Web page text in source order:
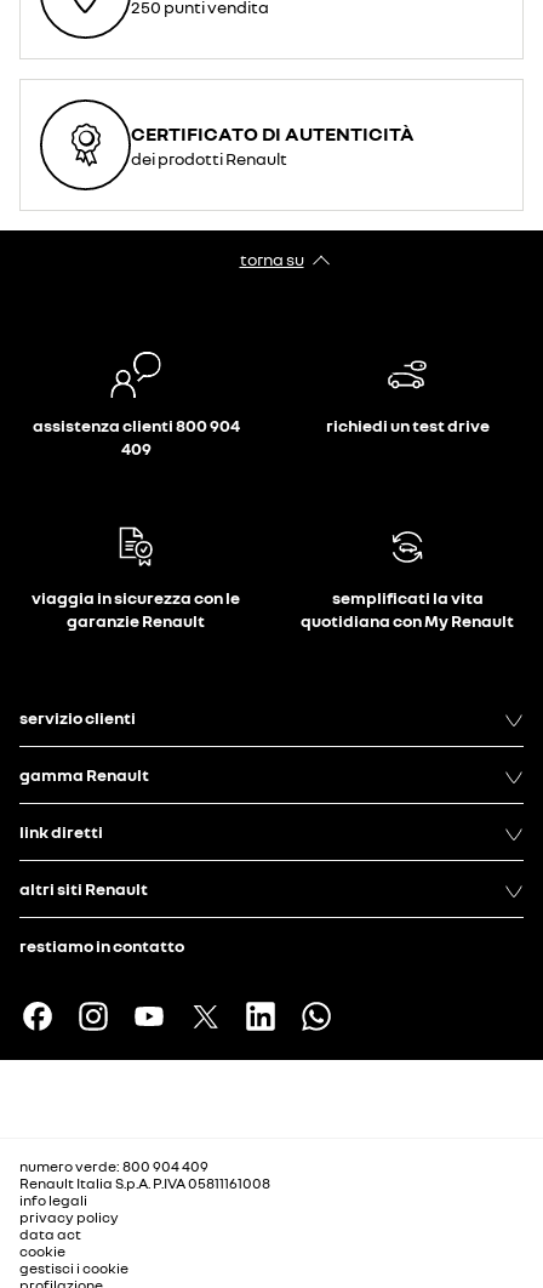
250 punti vendita
CERTIFICATO DI AUTENTICITÀ
dei prodotti Renault
torna su
assistenza clienti 800 904
409
richiedi un test drive
viaggia in sicurezza con le
garanzie Renault
semplificati la vita
quotidiana con My Renault
servizio clienti
gamma Renault
link diretti
altri siti Renault
restiamo in contatto
numero verde: 800 904 409
Renault Italia S.p.A. P.IVA 05811161008
info legali
privacy policy
data act
cookie
gestisci i cookie